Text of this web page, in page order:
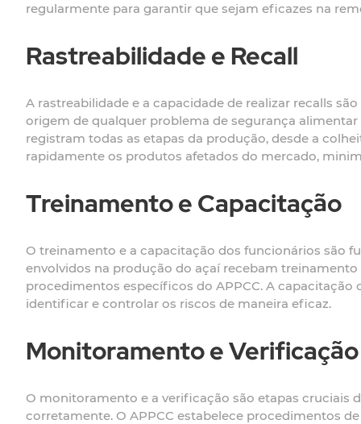
regularmente para garantir que sejam eficazes na
Rastreabilidade e Recall
A rastreabilidade e a capacidade de realizar recalls
origem de qualquer problema de segurança
registram todas as etapas da produção, desde a
rapidamente os produtos afetados do mercado,
Treinamento e Capacitação
O treinamento e a capacitação dos funcionários são
envolvidos na produção do açaí recebam
procedimentos específicos do APPCC. A
identificar e controlar os riscos de maneira eficaz.
Monitoramento e Verificação
O monitoramento e a verificação são etapas cruciais
corretamente. O APPCC estabelece procedimentos